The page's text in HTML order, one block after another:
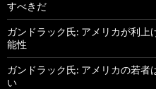
すべきだ
ガンドラック氏: アメリカが利
能性
ガンドラック氏: アメリカの若者
い